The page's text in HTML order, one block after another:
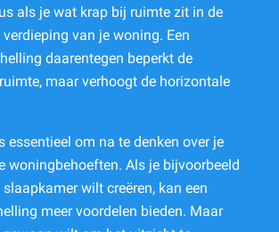
als je wat krap bij ruimte zit in de
verdieping van je woning. Een
daarentegen beperkt de
maar verhoogt de horizontale
essentieel om na te denken over je
woningbehoeften. Als je bijvoorbeeld
slaapkamer wilt creëren, kan een
meer voordelen bieden. Maar